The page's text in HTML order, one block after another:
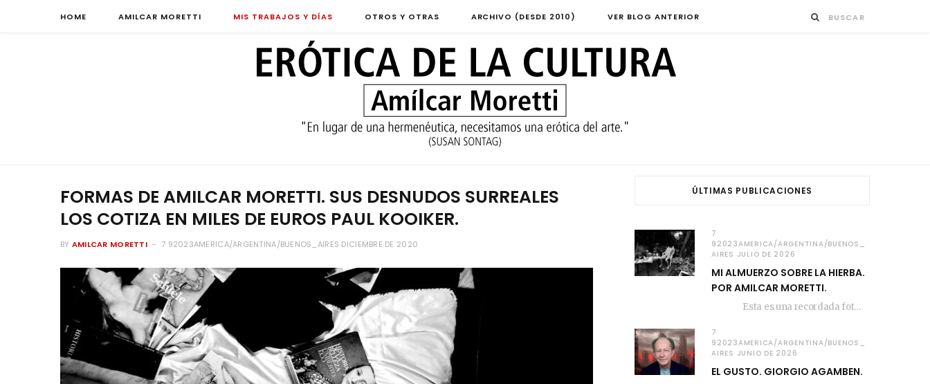
HOME AMILCAR MORETTI MIS TRABAJOS Y DÍAS OTROS Y OTRAS ARCHIVO (DESDE 2010) VER BLOG ANTERIOR
FORMAS DE AMILCAR MORETTI. SUS DESNUDOS SURREALES
LOS COTIZA EN MILES DE EUROS PAUL KOOIKER.
BY AMILCAR MORETTI 7 92023AMERICA/ARGENTINA/BUENOS_AIRES DICIEMBRE DE 2020
ÚLTIMAS PUBLICACIONES
7
92023AMERICA/ARGENTINA/BUENOS_
AIRES JULIO DE 2026
MI ALMUERZO SOBRE LA HIERBA.
POR AMILCAR MORETTI.
Esta es una recordada fotografía que registré…
7
92023AMERICA/ARGENTINA/BUENOS_
AIRES JUNIO DE 2026
EL GUSTO. GIORGIO AGAMBEN.